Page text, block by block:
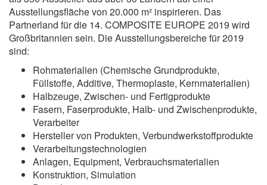
Ausstellungsfläche von 20.000 m² inspirieren. Das
Partnerland für die 14. COMPOSITE EUROPE 2019 wird
Großbritannien sein. Die Ausstellungsbereiche für 2019
sind:
Rohmaterialien (Chemische Grundprodukte,
Füllstoffe, Additive, Thermoplaste, Kernmaterialien)
Halbzeuge, Zwischen- und Fertigprodukte
Fasern, Faserprodukte, Halb- und Zwischenprodukte,
Verarbeiter
Hersteller von Produkten, Verbundwerkstoffprodukte
Verarbeitungstechnologien
Anlagen, Equipment, Verbrauchsmaterialien
Konstruktion, Simulation